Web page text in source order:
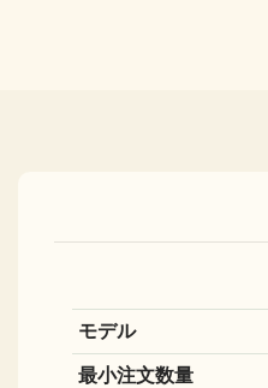
モデル
最小注文数量